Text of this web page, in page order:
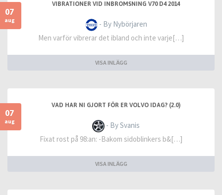
07
aug
VIBRATIONER VID INBROMSNING V70 D4 2014
- By Nybörjaren
Men varför vibrerar det ibland och inte varje[…]
VISA INLÄGG
07
aug
VAD HAR NI GJORT FÖR ER VOLVO IDAG? (2.0)
- By Svanis
Fixat rost på 98:an: -Bakom sidoblinkers b&[…]
VISA INLÄGG